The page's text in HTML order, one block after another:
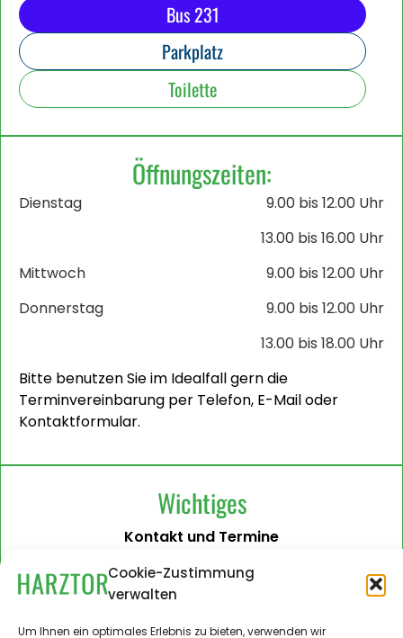
Cookie-Zustimmung
verwalten
Um Ihnen ein optimales Erlebnis zu bieten, verwenden wir
Bus 231
Parkplatz
Toilette
Öffnungszeiten:
Dienstag
9.00 bis 12.00 Uhr
13.00 bis 16.00 Uhr
Mittwoch
9.00 bis 12.00 Uhr
Donnerstag
9.00 bis 12.00 Uhr
13.00 bis 18.00 Uhr
Bitte benutzen Sie im Idealfall gern die
Terminvereinbarung per Telefon, E-Mail oder
Kontaktformular.
Wichtiges
Kontakt und Termine
Barrierefreiheit
Impressum
Datenschutzerklärung